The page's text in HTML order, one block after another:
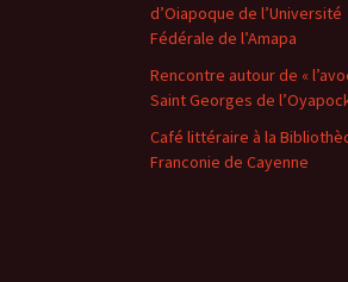
d’Oiapoque de l’Université
Fédérale de l’Amapa
Rencontre autour de «
Saint Georges de
Café littéraire à la
Franconie de Cayenne